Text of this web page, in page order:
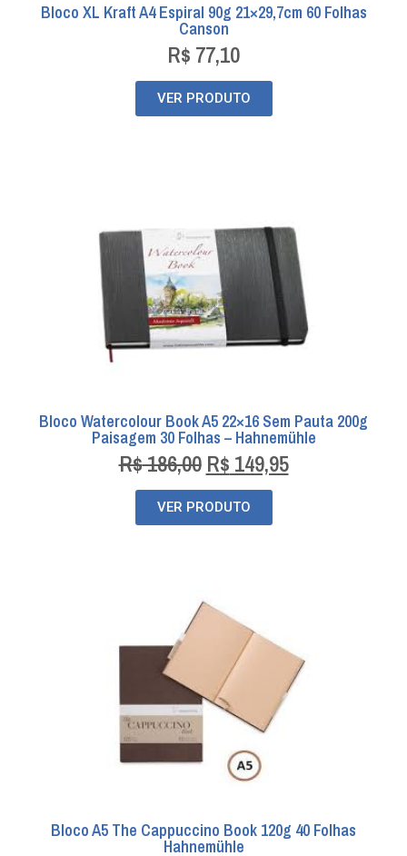
Bloco XL Kraft A4 Espiral 90g 21×29,7cm 60 Folhas
Canson
R$ 77,10
VER PRODUTO
Bloco Watercolour Book A5 22×16 Sem Pauta 200g
Paisagem 30 Folhas – Hahnemühle
R$186,00 R$ 149,95
VER PRODUTO
Bloco A5 The Cappuccino Book 120g 40 Folhas
Hahnemühle